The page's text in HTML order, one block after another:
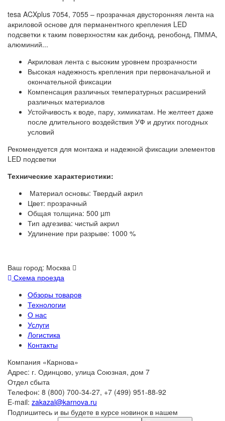
tesa ACXplus 7054, 7055 – прозрачная двусторонняя лента на
акриловой основе для перманентного крепления LED
подсветки к таким поверхностям как дибонд, ренобонд, ПММА,
алюминий...
Акриловая лента с высоким уровнем прозрачности
Высокая надежность крепления при первоначальной и
окончательной фиксации
Компенсация различных температурных расширений
различных материалов
Устойчивость к воде, пару, химикатам. Не желтеет даже
после длительного воздействия УФ и других погодных
условий
Рекомендуется для монтажа и надежной фиксации элементов
LED подсветки
Технические характеристики:
Материал основы: Твердый акрил
Цвет: прозрачный
Общая толщина: 500 µm
Тип адгезива: чистый акрил
Удлинение при разрыве: 1000 %
Ваш город: Москва
Схема проезда
Обзоры товаров
Технологии
О нас
Услуги
Логистика
Контакты
Компания «Карнова»
Адрес: г. Одинцово, улица Союзная, дом 7
Отдел сбыта
Телефон: 8 (800) 700-34-27, +7 (499) 951-88-92
E-mail: zakazal@karnova.ru
Подпишитесь и вы будете в курсе новинок в нашем